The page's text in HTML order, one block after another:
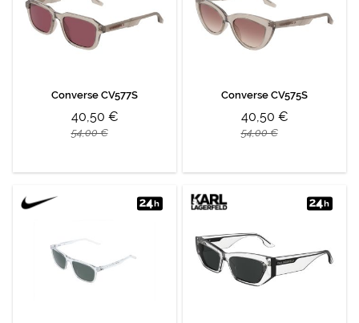
Converse CV577S
40,50 €
54,00 €
Converse CV575S
40,50 €
54,00 €